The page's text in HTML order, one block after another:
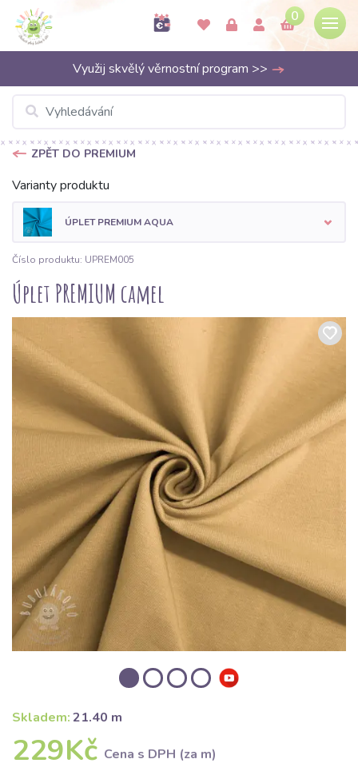
0
Využij skvělý věrnostní program >>
ZPĚT DO PREMIUM
Varianty produktu
ÚPLET PREMIUM AQUA
Číslo produktu: UPREM005
Úplet PREMIUM camel
Skladem:21.40 m
229Kč Cena s DPH (za m)